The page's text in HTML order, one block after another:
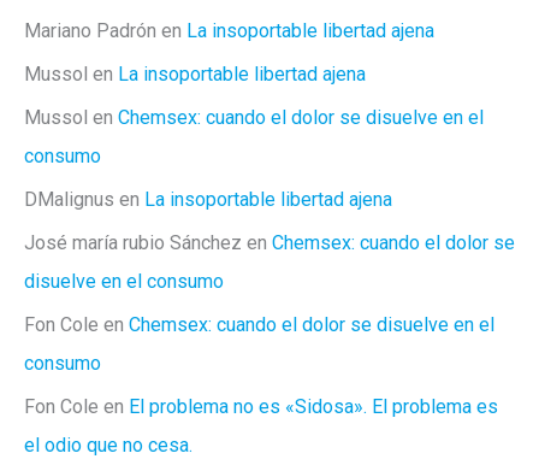
Mariano Padrón en La insoportable libertad ajena
Mussol en La insoportable libertad ajena
Mussol en Chemsex: cuando el dolor se disuelve en el
consumo
DMalignus en La insoportable libertad ajena
José maría rubio Sánchez en Chemsex: cuando el dolor se
disuelve en el consumo
Fon Cole en Chemsex: cuando el dolor se disuelve en el
consumo
Fon Cole en El problema no es «Sidosa». El problema es
el odio que no cesa.